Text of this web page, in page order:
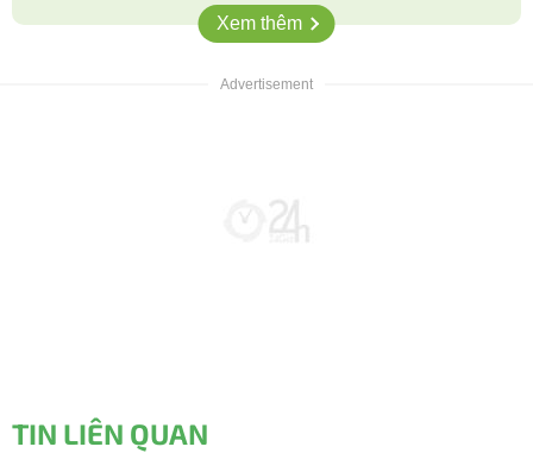
Xem thêm
TIN LIÊN QUAN